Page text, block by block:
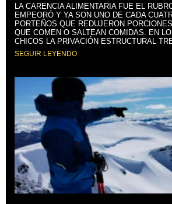
LA CARENCIA ALIMENTARIA FUE EL
EMPEORÓ Y YA SON UNO DE CADA
PORTEÑOS QUE REDUJERON
QUE COMEN O SALTEAN COMIDAS. EN
CHICOS LA PRIVACIÓN ESTRUCTURAL
SEGUIR LEYENDO